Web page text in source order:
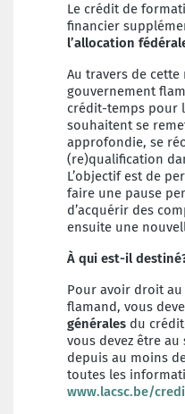
Le crédit de
financier
l’allocation
Au travers de cette
gouvernement
crédit-temps pour
souhaitent se
approfondie, se
(re)qualification
L’objectif est de
faire une pause
d’acquérir des
ensuite une
À qui est-il
Pour avoir droit
flamand, vous
générales du
vous devez être
depuis au moins
toutes les
www.lacsc.be/